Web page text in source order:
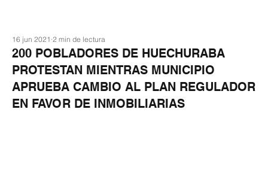
200 POBLADORES DE HUECHURABA
PROTESTAN MIENTRAS MUNICIPIO
APRUEBA CAMBIO AL PLAN REGULADOR
EN FAVOR DE INMOBILIARIAS
16 jun 2021 2 min de lectura